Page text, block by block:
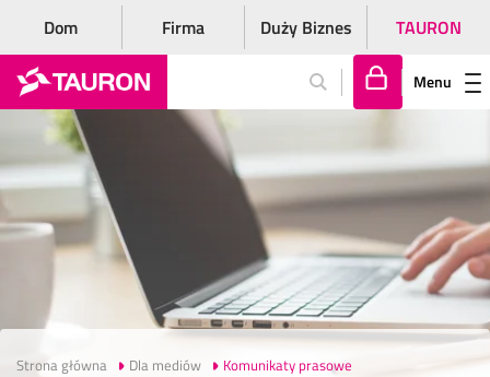
Dom Firma Duży Biznes TAURON
lo
gu
j
si
ę
Menu
Strona główna Dla mediów Komunikaty prasowe